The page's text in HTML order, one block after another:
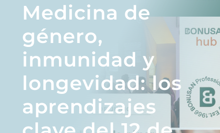
Medicina de
género,
inmunidad y
longevidad: los
aprendizajes